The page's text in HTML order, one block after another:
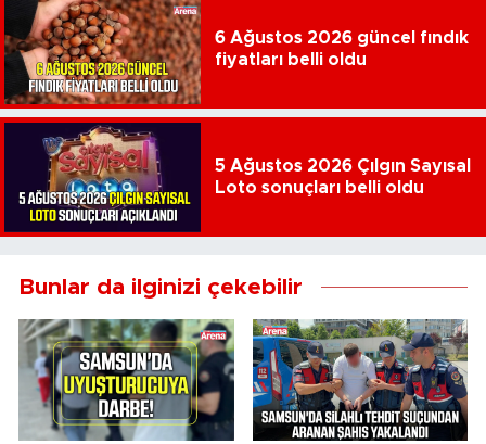
6 Ağustos 2026 güncel fındık
fiyatları belli oldu
5 Ağustos 2026 Çılgın Sayısal
Loto sonuçları belli oldu
Bunlar da ilginizi çekebilir